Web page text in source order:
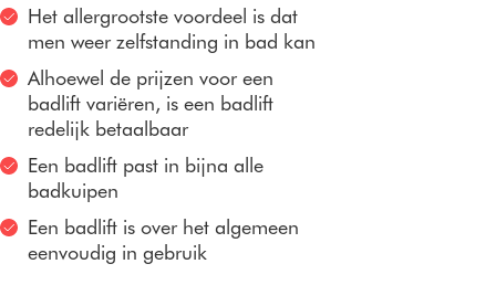
Het allergrootste voordeel is dat
men weer zelfstanding in bad kan
Alhoewel de prijzen voor een
badlift variëren, is een badlift
redelijk betaalbaar
Een badlift past in bijna alle
badkuipen
Een badlift is over het algemeen
eenvoudig in gebruik